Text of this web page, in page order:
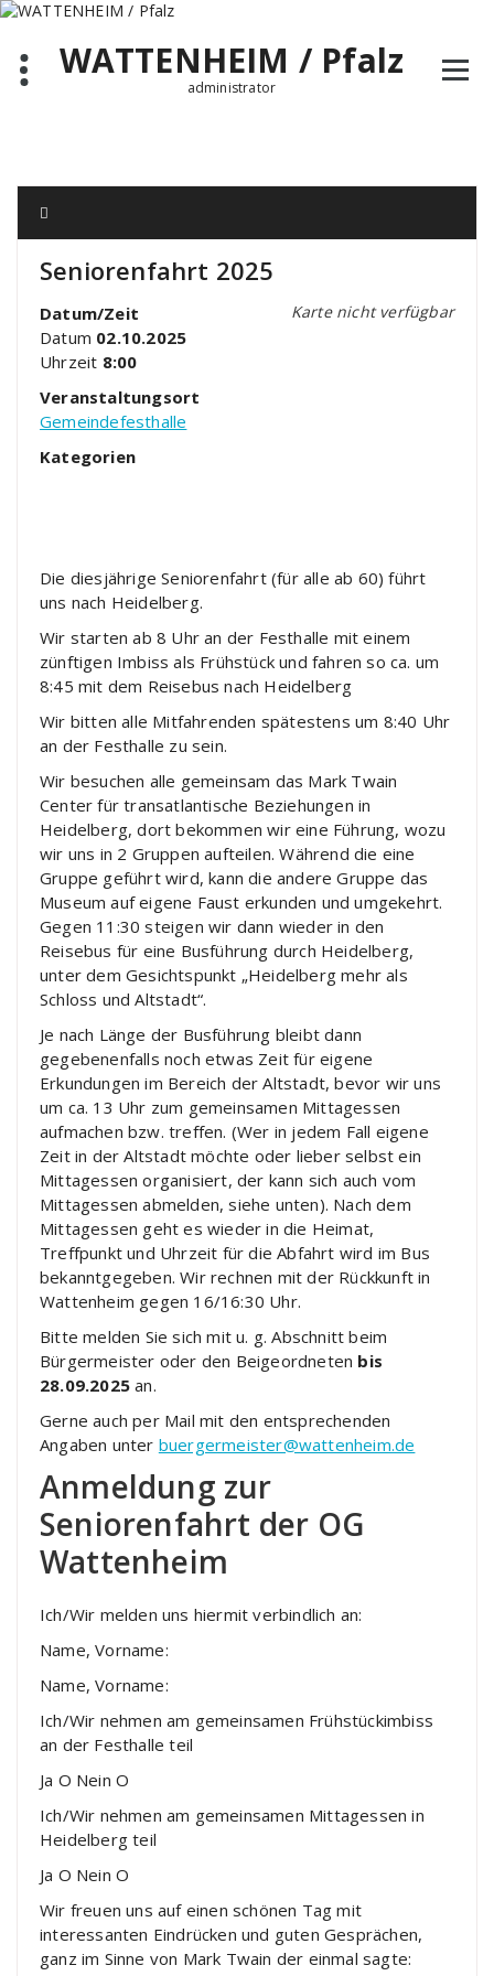
Zum
springenWATTENHEIM / Pfalz
administrator
Seniorenfahrt 2025
Karte nicht verfügbar
Datum/Zeit
Datum 02.10.2025
Uhrzeit 8:00
Veranstaltungsort
Gemeindefesthalle
Kategorien
Die diesjährige Seniorenfahrt (für alle ab 60) führt
uns nach Heidelberg.
Wir starten ab 8 Uhr an der Festhalle mit einem
zünftigen Imbiss als Frühstück und fahren so ca. um
8:45 mit dem Reisebus nach Heidelberg
Wir bitten alle Mitfahrenden spätestens um 8:40 Uhr
an der Festhalle zu sein.
Wir besuchen alle gemeinsam das Mark Twain
Center für transatlantische Beziehungen in
Heidelberg, dort bekommen wir eine Führung, wozu
wir uns in 2 Gruppen aufteilen. Während die eine
Gruppe geführt wird, kann die andere Gruppe das
Museum auf eigene Faust erkunden und umgekehrt.
Gegen 11:30 steigen wir dann wieder in den
Reisebus für eine Busführung durch Heidelberg,
unter dem Gesichtspunkt „Heidelberg mehr als
Schloss und Altstadt“.
Je nach Länge der Busführung bleibt dann
gegebenenfalls noch etwas Zeit für eigene
Erkundungen im Bereich der Altstadt, bevor wir uns
um ca. 13 Uhr zum gemeinsamen Mittagessen
aufmachen bzw. treffen. (Wer in jedem Fall eigene
Zeit in der Altstadt möchte oder lieber selbst ein
Mittagessen organisiert, der kann sich auch vom
Mittagessen abmelden, siehe unten). Nach dem
Mittagessen geht es wieder in die Heimat,
Treffpunkt und Uhrzeit für die Abfahrt wird im Bus
bekanntgegeben. Wir rechnen mit der Rückkunft in
Wattenheim gegen 16/16:30 Uhr.
Bitte melden Sie sich mit u. g. Abschnitt beim
Bürgermeister oder den Beigeordneten bis
28.09.2025 an.
Gerne auch per Mail mit den entsprechenden
Angaben unter buergermeister@wattenheim.de
Anmeldung zur
Seniorenfahrt der OG
Wattenheim
Ich/Wir melden uns hiermit verbindlich an:
Name, Vorname:
Name, Vorname:
Ich/Wir nehmen am gemeinsamen Frühstückimbiss
an der Festhalle teil
Ja O Nein O
Ich/Wir nehmen am gemeinsamen Mittagessen in
Heidelberg teil
Ja O Nein O
Wir freuen uns auf einen schönen Tag mit
interessanten Eindrücken und guten Gesprächen,
ganz im Sinne von Mark Twain der einmal sagte: